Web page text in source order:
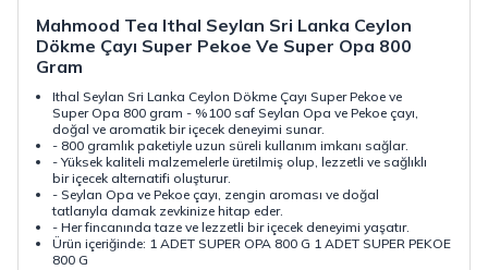
Mahmood Tea Ithal Seylan Sri Lanka Ceylon
Dökme Çayı Super Pekoe Ve Super Opa 800
Gram
Ithal Seylan Sri Lanka Ceylon Dökme Çayı Super Pekoe ve
Super Opa 800 gram - %100 saf Seylan Opa ve Pekoe çayı,
doğal ve aromatik bir içecek deneyimi sunar.
- 800 gramlık paketiyle uzun süreli kullanım imkanı sağlar.
- Yüksek kaliteli malzemelerle üretilmiş olup, lezzetli ve sağlıklı
bir içecek alternatifi oluşturur.
- Seylan Opa ve Pekoe çayı, zengin aroması ve doğal
tatlarıyla damak zevkinize hitap eder.
- Her fincanında taze ve lezzetli bir içecek deneyimi yaşatır.
Ürün içeriğinde: 1 ADET SUPER OPA 800 G 1 ADET SUPER PEKOE
800 G